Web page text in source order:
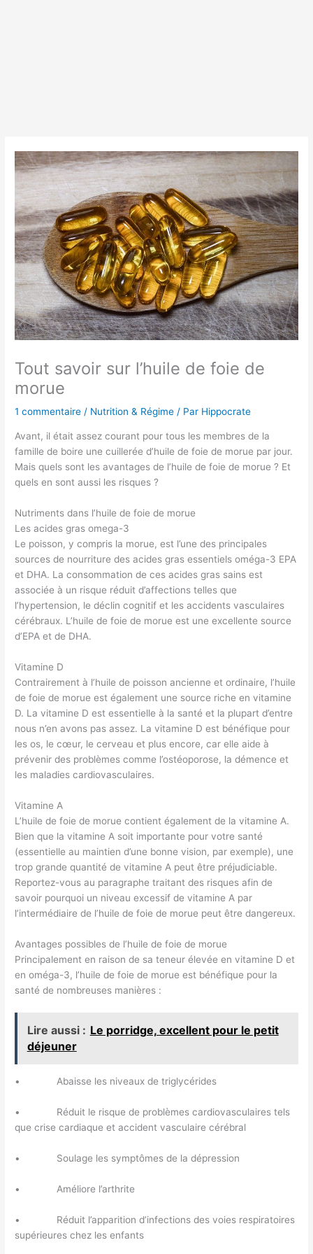
Tout savoir sur l’huile de foie de
morue
1 commentaire / Nutrition & Régime / Par Hippocrate
Avant, il était assez courant pour tous les membres de la
famille de boire une cuillerée d’huile de foie de morue par jour.
Mais quels sont les avantages de l’huile de foie de morue ? Et
quels en sont aussi les risques ?
Nutriments dans l’huile de foie de morue
Les acides gras omega-3
Le poisson, y compris la morue, est l’une des principales
sources de nourriture des acides gras essentiels oméga-3 EPA
et DHA. La consommation de ces acides gras sains est
associée à un risque réduit d’affections telles que
l’hypertension, le déclin cognitif et les accidents vasculaires
cérébraux. L’huile de foie de morue est une excellente source
d’EPA et de DHA.
Vitamine D
Contrairement à l’huile de poisson ancienne et ordinaire, l’huile
de foie de morue est également une source riche en vitamine
D. La vitamine D est essentielle à la santé et la plupart d’entre
nous n’en avons pas assez. La vitamine D est bénéfique pour
les os, le cœur, le cerveau et plus encore, car elle aide à
prévenir des problèmes comme l’ostéoporose, la démence et
les maladies cardiovasculaires.
Vitamine A
L’huile de foie de morue contient également de la vitamine A.
Bien que la vitamine A soit importante pour votre santé
(essentielle au maintien d’une bonne vision, par exemple), une
trop grande quantité de vitamine A peut être préjudiciable.
Reportez-vous au paragraphe traitant des risques afin de
savoir pourquoi un niveau excessif de vitamine A par
l’intermédiaire de l’huile de foie de morue peut être dangereux.
Avantages possibles de l’huile de foie de morue
Principalement en raison de sa teneur élevée en vitamine D et
en oméga-3, l’huile de foie de morue est bénéfique pour la
santé de nombreuses manières :
Lire aussi : Le porridge, excellent pour le petit
déjeuner
• Abaisse les niveaux de triglycérides
• Réduit le risque de problèmes cardiovasculaires tels
que crise cardiaque et accident vasculaire cérébral
• Soulage les symptômes de la dépression
• Améliore l’arthrite
• Réduit l’apparition d’infections des voies respiratoires
supérieures chez les enfants